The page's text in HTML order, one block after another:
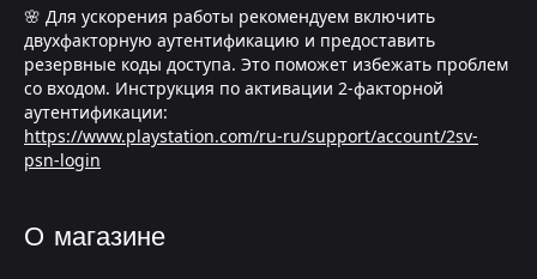
🌸 Для ускорения работы рекомендуем включить
двухфакторную аутентификацию и предоставить
резервные коды доступа. Это поможет избежать проблем
со входом. Инструкция по активации 2-факторной
аутентификации:
https://www.playstation.com/ru-ru/support/account/2sv-
psn-login
О магазине